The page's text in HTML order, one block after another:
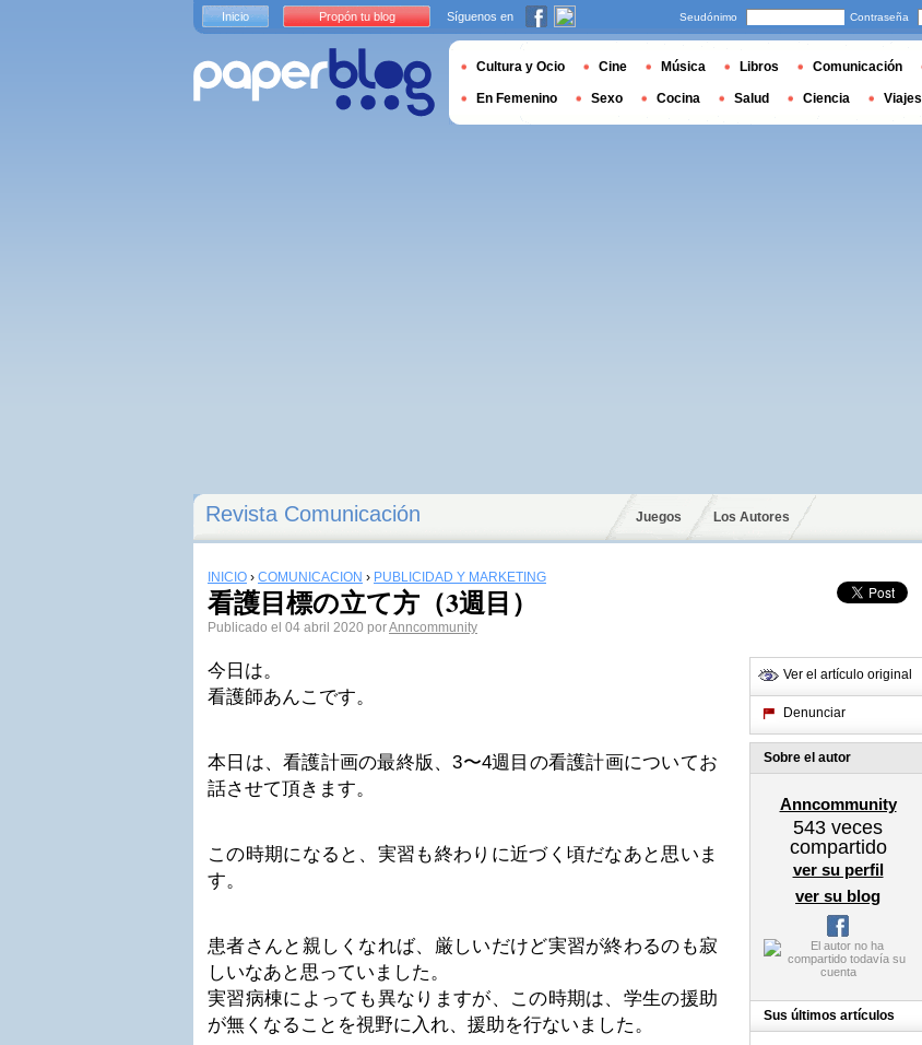
Revista Comunicación Juegos Los Autores
INICIO › COMUNICACIÓN › PUBLICIDAD Y MARKETING
看護目標の立て方（3週目）
Publicado el 04 abril 2020 porAnncommunity
今日は。
看護師あんこです。
本日は、看護計画の最終版、3〜4週目の看護計画についてお
話させて頂きます。
この時期になると、実習も終わりに近づく頃だなあと思いま
す。
患者さんと親しくなれば、厳しいだけど実習が終わるのも寂
しいなあと思っていました。
実習病棟によっても異なりますが、この時期は、学生の援助
が無くなることを視野に入れ、援助を行ないました。
Ver el artículo original
Denunciar
Sobre el autor
Anncommunity
543 veces
compartido
ver su perfil
ver su blog
Sus últimos artículos
Inicio Propón tu blog Síguenos en Seudónimo Contraseña
Cultura y Ocio Cine Música Libros Comunicación
En Femenino Sexo Cocina Salud Ciencia Viajes